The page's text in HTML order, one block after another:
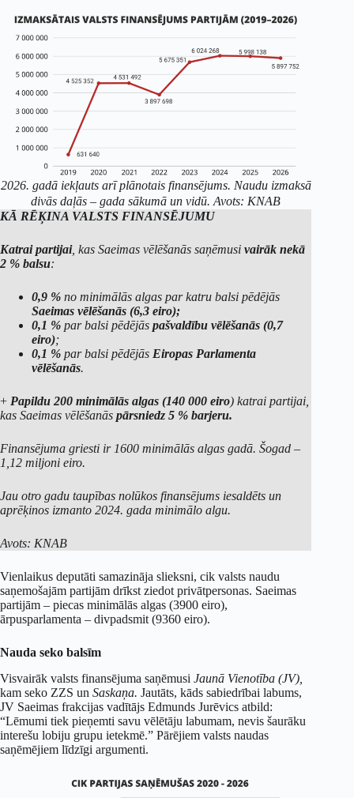
2026. gadā iekļauts arī plānotais finansējums. Naudu izmaksā
divās daļās – gada sākumā un vidū. Avots: KNAB
KĀ RĒĶINA VALSTS FINANSĒJUMU
Katrai partijai, kas Saeimas vēlēšanās saņēmusi vairāk nekā
2 % balsu:
0,9 % no minimālās algas par katru balsi pēdējās
Saeimas vēlēšanās (6,3 eiro);
0,1 % par balsi pēdējās pašvaldību vēlēšanās (0,7
eiro);
0,1 % par balsi pēdējās Eiropas Parlamenta
vēlēšanās.
+ Papildu 200 minimālās algas (140 000 eiro) katrai partijai,
kas Saeimas vēlēšanās pārsniedz 5 % barjeru.
Finansējuma griesti ir 1600 minimālās algas gadā. Šogad –
1,12 miljoni eiro.
Jau otro gadu taupības nolūkos finansējums iesaldēts un
aprēķinos izmanto 2024. gada minimālo algu.
Avots: KNAB
Vienlaikus deputāti samazināja slieksni, cik valsts naudu
saņemošajām partijām drīkst ziedot privātpersonas. Saeimas
partijām – piecas minimālās algas (3900 eiro),
ārpusparlamenta – divpadsmit (9360 eiro).
Nauda seko balsīm
Visvairāk valsts finansējuma saņēmusi Jaunā Vienotība (JV),
kam seko ZZS un Saskaņa. Jautāts, kāds sabiedrībai labums,
JV Saeimas frakcijas vadītājs Edmunds Jurēvics atbild:
“Lēmumi tiek pieņemti savu vēlētāju labumam, nevis šaurāku
interešu lobiju grupu ietekmē.” Pārējiem valsts naudas
saņēmējiem līdzīgi argumenti.